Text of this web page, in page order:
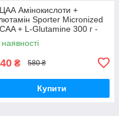
Амінокислоти +
Sporter Micronized
+ L-Glutamine 300 г -
₴ 580 ₴
Купити